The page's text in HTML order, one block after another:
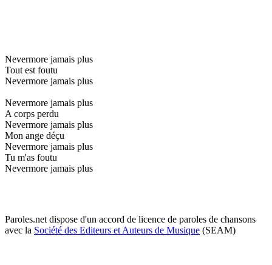
Nevermore jamais plus
Tout est foutu
Nevermore jamais plus
Nevermore jamais plus
A corps perdu
Nevermore jamais plus
Mon ange déçu
Nevermore jamais plus
Tu m'as foutu
Nevermore jamais plus
Paroles.net dispose d'un accord de licence de paroles de chansons
avec la Société des Editeurs et Auteurs de Musique (SEAM)